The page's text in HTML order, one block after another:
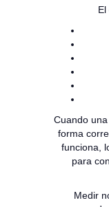
El
Cuando una
forma
funciona,
para
Medir